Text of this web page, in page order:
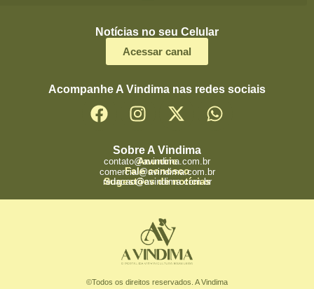
Notícias no seu Celular
Acessar canal
Acompanhe A Vindima nas redes sociais
Sobre A Vindima
Anuncie
contato@avindima.com.br
Fale conosco
comercial@avindima.com.br
Sugestões de notícias
redacao@avindima.com.br
©Todos os direitos reservados. A Vindima